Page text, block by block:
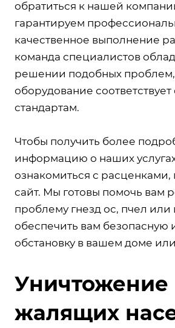
обратиться к нашей
гарантируем
качественное выполнение
команда специалистов
решении подобных
оборудование
стандартам.
Чтобы получить более
информацию о наших
ознакомиться с расценками,
сайт. Мы готовы помочь вам
проблему гнезд ос, пчел
обеспечить вам безопасную
обстановку в вашем доме
Уничтожение
жалящих